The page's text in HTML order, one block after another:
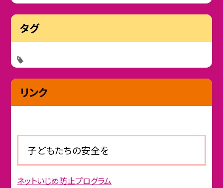
タグ
リンク
子どもたちの安全を
ネットいじめ防止プログラム